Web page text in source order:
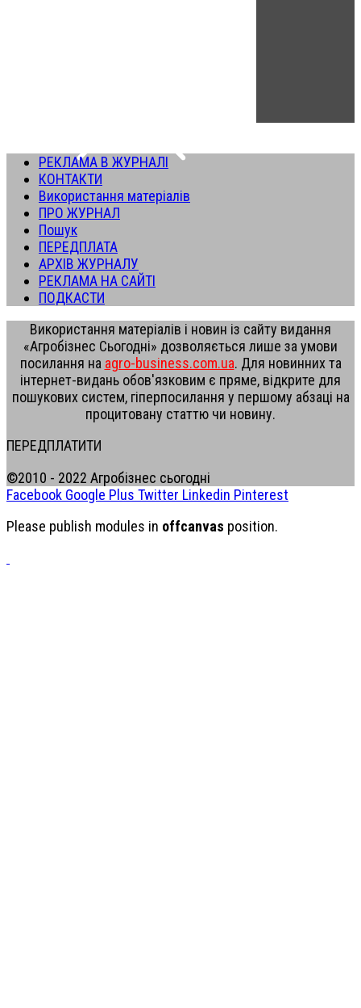
РЕКЛАМА В ЖУРНАЛІ
КОНТАКТИ
Використання матеріалів
ПРО ЖУРНАЛ
Пошук
ПЕРЕДПЛАТА
АРХІВ ЖУРНАЛУ
РЕКЛАМА НА САЙТІ
ПОДКАСТИ
Використання матеріалів і новин із сайту видання
«Агробізнес Сьогодні» дозволяється лише за умови
посилання на agro-business.com.ua. Для новинних та
інтернет-видань обов'язковим є пряме, відкрите для
пошукових систем, гіперпосилання у першому абзаці на
процитовану статтю чи новину.
ПЕРЕДПЛАТИТИ
©2010 - 2022 Агробізнес сьогодні
Facebook Google Plus Twitter Linkedin Pinterest
Please publish modules in offcanvas position.